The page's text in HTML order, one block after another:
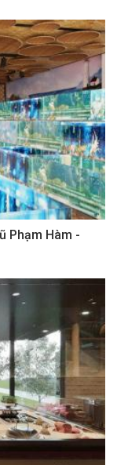
Phạm Hàm -